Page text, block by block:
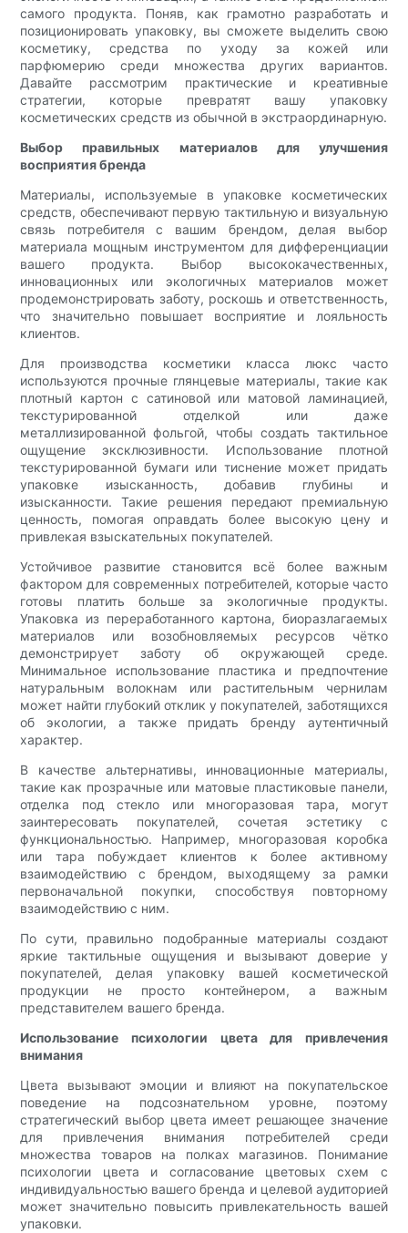
самого продукта. Поняв, как грамотно разработать и
позиционировать упаковку, вы сможете выделить свою
косметику, средства по уходу за кожей или
парфюмерию среди множества других вариантов.
Давайте рассмотрим практические и креативные
стратегии, которые превратят вашу упаковку
косметических средств из обычной в экстраординарную.
Выбор правильных материалов для улучшения
восприятия бренда
Материалы, используемые в упаковке косметических
средств, обеспечивают первую тактильную и визуальную
связь потребителя с вашим брендом, делая выбор
материала мощным инструментом для дифференциации
вашего продукта. Выбор высококачественных,
инновационных или экологичных материалов может
продемонстрировать заботу, роскошь и ответственность,
что значительно повышает восприятие и лояльность
клиентов.
Для производства косметики класса люкс часто
используются прочные глянцевые материалы, такие как
плотный картон с сатиновой или матовой ламинацией,
текстурированной отделкой или даже
металлизированной фольгой, чтобы создать тактильное
ощущение эксклюзивности. Использование плотной
текстурированной бумаги или тиснение может придать
упаковке изысканность, добавив глубины и
изысканности. Такие решения передают премиальную
ценность, помогая оправдать более высокую цену и
привлекая взыскательных покупателей.
Устойчивое развитие становится всё более важным
фактором для современных потребителей, которые часто
готовы платить больше за экологичные продукты.
Упаковка из переработанного картона, биоразлагаемых
материалов или возобновляемых ресурсов чётко
демонстрирует заботу об окружающей среде.
Минимальное использование пластика и предпочтение
натуральным волокнам или растительным чернилам
может найти глубокий отклик у покупателей, заботящихся
об экологии, а также придать бренду аутентичный
характер.
В качестве альтернативы, инновационные материалы,
такие как прозрачные или матовые пластиковые панели,
отделка под стекло или многоразовая тара, могут
заинтересовать покупателей, сочетая эстетику с
функциональностью. Например, многоразовая коробка
или тара побуждает клиентов к более активному
взаимодействию с брендом, выходящему за рамки
первоначальной покупки, способствуя повторному
взаимодействию с ним.
По сути, правильно подобранные материалы создают
яркие тактильные ощущения и вызывают доверие у
покупателей, делая упаковку вашей косметической
продукции не просто контейнером, а важным
представителем вашего бренда.
Использование психологии цвета для привлечения
внимания
Цвета вызывают эмоции и влияют на покупательское
поведение на подсознательном уровне, поэтому
стратегический выбор цвета имеет решающее значение
для привлечения внимания потребителей среди
множества товаров на полках магазинов. Понимание
психологии цвета и согласование цветовых схем с
индивидуальностью вашего бренда и целевой аудиторией
может значительно повысить привлекательность вашей
упаковки.